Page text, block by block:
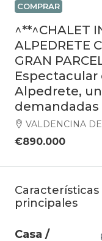
COMPRAR
^**^CHALET
ALPEDRETE
GRAN
Alpedrete,
demandadas
VALDENCINA
€890.000
Características
principales
Casa /